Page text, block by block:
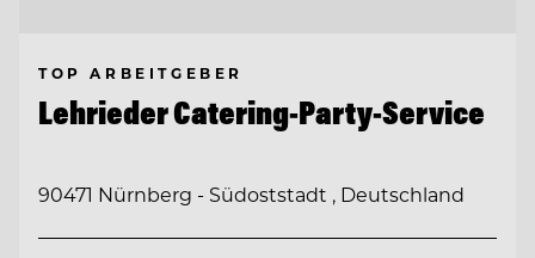
TOP ARBEITGEBER
Lehrieder Catering-Party-Service
90471 Nürnberg - Südoststadt , Deutschland